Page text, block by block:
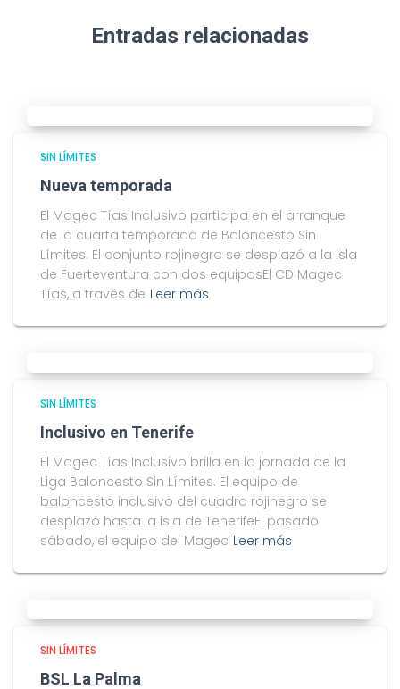
Entradas relacionadas
SIN LÍMITES
Nueva temporada
El Magec Tías Inclusivo participa en el arranque
de la cuarta temporada de Baloncesto Sin
Límites. El conjunto rojinegro se desplazó a la isla
de Fuerteventura con dos equiposEl CD Magec
Tías, a través de Leer más
SIN LÍMITES
Inclusivo en Tenerife
El Magec Tías Inclusivo brilla en la jornada de la
Liga Baloncesto Sin Límites. El equipo de
baloncesto inclusivo del cuadro rojinegro se
desplazó hasta la isla de TenerifeEl pasado
sábado, el equipo del Magec Leer más
SIN LÍMITES
BSL La Palma